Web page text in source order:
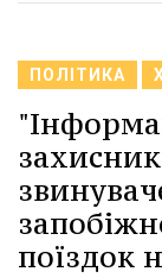
ПОЛІТИКА
поїздок